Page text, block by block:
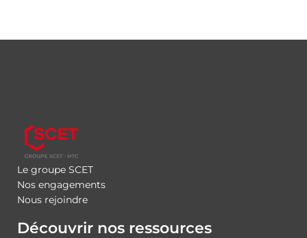
Le groupe SCET
Nos engagements
Nous rejoindre
Découvrir nos ressources